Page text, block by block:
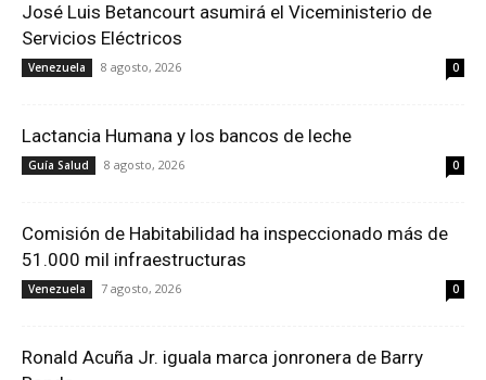
José Luis Betancourt asumirá el Viceministerio de
Servicios Eléctricos
Venezuela 8 agosto, 2026 0
Lactancia Humana y los bancos de leche
Guía Salud 8 agosto, 2026 0
Comisión de Habitabilidad ha inspeccionado más de
51.000 mil infraestructuras
Venezuela 7 agosto, 2026 0
Ronald Acuña Jr. iguala marca jonronera de Barry